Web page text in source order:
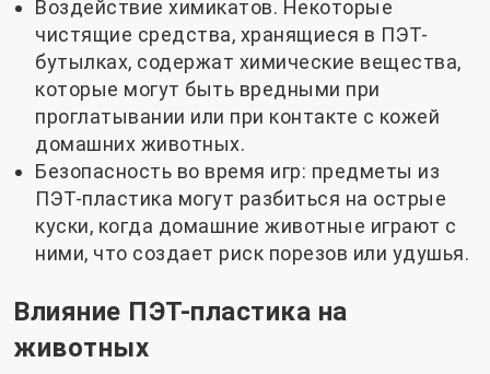
Воздействие химикатов. Некоторые
чистящие средства, хранящиеся в ПЭТ-
бутылках, содержат химические вещества,
которые могут быть вредными при
проглатывании или при контакте с кожей
домашних животных.
Безопасность во время игр: предметы из
ПЭТ-пластика могут разбиться на острые
куски, когда домашние животные играют с
ними, что создает риск порезов или удушья.
Влияние ПЭТ-пластика на
животных